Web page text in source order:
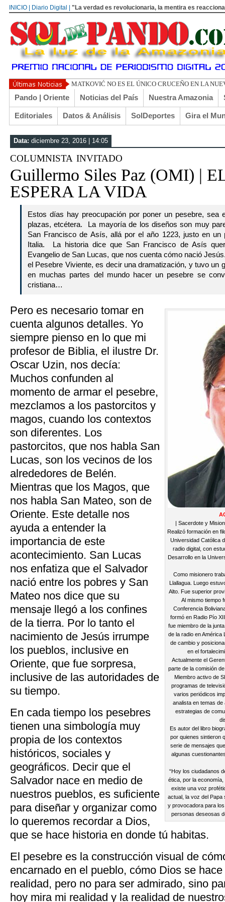
INICIO | Diario Digital | "La verdad es revolucionaria, la mentira es
TOÑO ARANÍB
Pando | Oriente Noticias del País Nuestra Amazonia
Editoriales Datos & Análisis SolDeportes Gira el
Data: diciembre 23, 2016 | 14:05
columnista invitado
Guillermo Siles Paz (OMI) |
ESPERA LA VIDA
Estos días hay preocupación por poner un pesebre, sea
plazas, etcétera. La mayoría de los diseños son muy
San Francisco de Asís, allá por el año 1223, justo en un
Italia. La historia dice que San Francisco de Asís
Evangelio de San Lucas, que nos cuenta cómo nació
el Pesebre Viviente, es decir una dramatización, y tuvo un
en muchas partes del mundo hacer un pesebre se
cristiana…
| Sacerdote y
Realizó formación en
Universidad Católica
radio digital, con
Desarrollo en la
Como misionero
Llallagua. Luego
Alto. Fue superior
Al mismo tiempo
Conferencia
formó en Radio Pío
fue miembro de la
de la radio en América
de cambio y
en el
Actualmente el
parte de la comisión
Miembro activo de
programas de
varios periódicos
analista en temas de
estrategias de
Es autor del libro
por quienes sintieron
serie de mensajes
algunas
“Hoy los ciudadanos
ética, por la
existe una voz
actual, la voz del
y provocadora para
personas deseosas
Pero es necesario tomar en
cuenta algunos detalles. Yo
siempre pienso en lo que mi
profesor de Biblia, el ilustre Dr.
Oscar Uzin, nos decía:
Muchos confunden al
momento de armar el pesebre,
mezclamos a los pastorcitos y
magos, cuando los contextos
son diferentes. Los
pastorcitos, que nos habla San
Lucas, son los vecinos de los
alrededores de Belén.
Mientras que los Magos, que
nos habla San Mateo, son de
Oriente. Este detalle nos
ayuda a entender la
importancia de este
acontecimiento. San Lucas
nos enfatiza que el Salvador
nació entre los pobres y San
Mateo nos dice que su
mensaje llegó a los confines
de la tierra. Por lo tanto el
nacimiento de Jesús irrumpe
los pueblos, inclusive en
Oriente, que fue sorpresa,
inclusive de las autoridades de
su tiempo.
En cada tiempo los pesebres
tienen una simbología muy
propia de los contextos
históricos, sociales y
geográficos. Decir que el
Salvador nace en medio de
nuestros pueblos, es suficiente
para diseñar y organizar como
lo queremos recordar a Dios,
que se hace historia en donde tú habitas.
El pesebre es la construcción visual de
encarnado en el pueblo, cómo Dios se
realidad, pero no para ser admirado, sino
hoy mira mi realidad y la realidad de